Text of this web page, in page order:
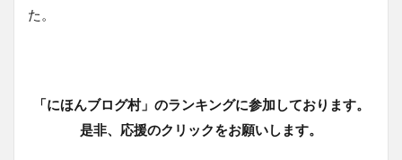
た。
「にほんブログ村」のランキングに参加しております。
是非、応援のクリックをお願いします。